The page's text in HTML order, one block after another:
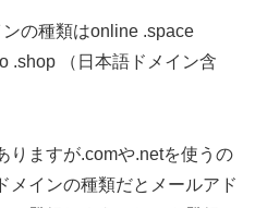
の種類はonline .space
.shop （日本語ドメイン含
りますが.comや.netを使うの
メインの種類だとメールアド